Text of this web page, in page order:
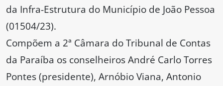
da Infra-Estrutura do Município de João Pessoa
(01504/23).
Compõem a 2ª Câmara do Tribunal de Contas
da Paraíba os conselheiros André Carlo Torres
Pontes (presidente), Arnóbio Viana, Antonio